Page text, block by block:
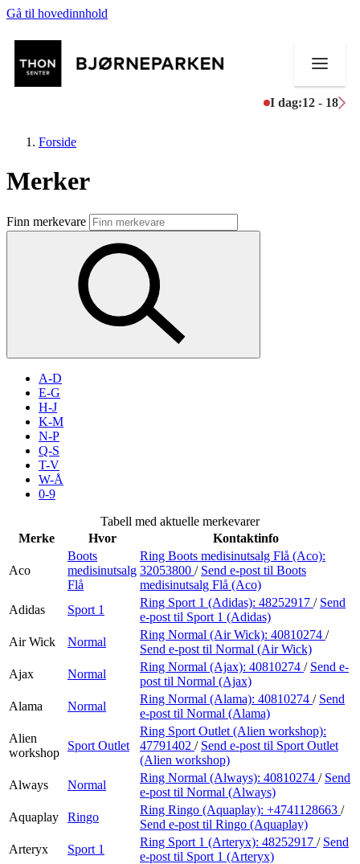
Gå til hovedinnhold
I dag:12 - 18
Butikker
Mat og drikke
Aktiviteter
Søk
Åpningstider
Ledige stillinger
Magasin
Forside
Merker
Finn merkevare
A-D
E-G
H-J
K-M
N-P
Q-S
T-V
W-Å
0-9
Tabell med aktuelle merkevarer
Merke
Hvor Kontaktinfo
Aco
Boots
medisinutsalg
Flå
Ring Boots medisinutsalg Flå (Aco):
32053800 / Send e-post til Boots
medisinutsalg Flå (Aco)
Adidas
Sport 1
Ring Sport 1 (Adidas): 48252917 / Send
e-post til Sport 1 (Adidas)
Air Wick
Normal
Ring Normal (Air Wick): 40810274 /
Send e-post til Normal (Air Wick)
Ajax
Normal
Ring Normal (Ajax): 40810274 / Send e-
post til Normal (Ajax)
Alama
Normal
Ring Normal (Alama): 40810274 / Send
e-post til Normal (Alama)
Alien
workshop
Sport Outlet
Ring Sport Outlet (Alien workshop):
47791402 / Send e-post til Sport Outlet
(Alien workshop)
Always
Normal
Ring Normal (Always): 40810274 / Send
e-post til Normal (Always)
Aquaplay
Ringo
Ring Ringo (Aquaplay): +4741128663 /
Send e-post til Ringo (Aquaplay)
Arteryx
Sport 1
Ring Sport 1 (Arteryx): 48252917 / Send
e-post til Sport 1 (Arteryx)